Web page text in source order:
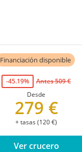
Financiación disponible
-45.19%
Antes 509 €
Desde
279 €
+ tasas (120 €)
Ver crucero